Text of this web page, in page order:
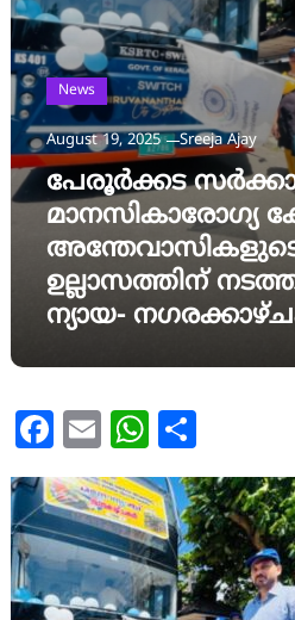
News
August 19, 2025 Sreeja Ajay
പേരൂർക്കട
മാനസികാരോഗ്യ
ഉല്ലാസത്തിന്
ന്യായ-
Facebook
Email WhatsApp